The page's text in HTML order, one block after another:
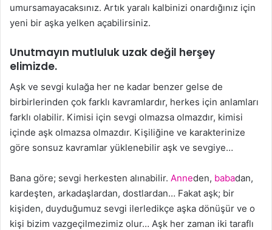
umursamayacaksınız. Artık yaralı kalbinizi onardığınız için
yeni bir aşka yelken açabilirsiniz.
Unutmayın mutluluk uzak değil herşey
elimizde.
Aşk ve sevgi kulağa her ne kadar benzer gelse de
birbirlerinden çok farklı kavramlardır, herkes için anlamları
farklı olabilir. Kimisi için sevgi olmazsa olmazdır, kimisi
içinde aşk olmazsa olmazdır. Kişiliğine ve karakterinize
göre sonsuz kavramlar yüklenebilir aşk ve sevgiye…
Bana göre; sevgi herkesten alınabilir. Anneden, babadan,
kardeşten, arkadaşlardan, dostlardan… Fakat aşk; bir
kişiden, duyduğumuz sevgi ilerledikçe aşka dönüşür ve o
kişi bizim vazgeçilmezimiz olur… Aşk her zaman iki taraflı